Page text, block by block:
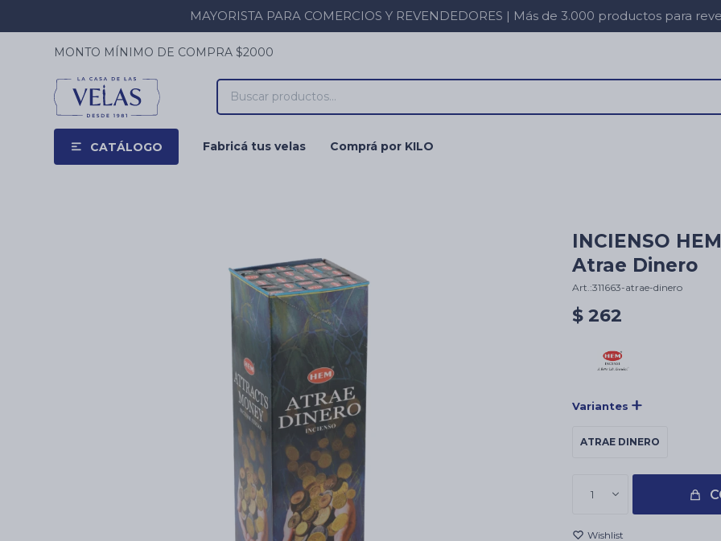
MAYORISTA PARA COMERCIOS Y REVENDEDORES | Más de 3.000 productos para
CATÁLOGO Fabricá tus velas Comprá por KILO
MONTO MÍNIMO DE COMPRA $2000
INCIENSO
Atrae Dinero
311663-atrae-dinero
$ 262
Variantes
ATRAE DINERO
1